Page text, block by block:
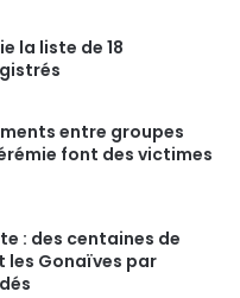
la liste de 18
entre groupes
font des victimes
: des centaines de
les Gonaïves par